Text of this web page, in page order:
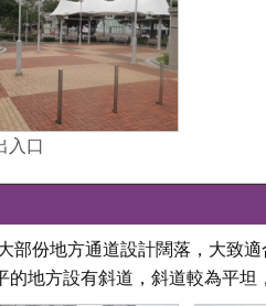
入口
部份地方通道設計闊落，大致
的地方設有斜道，斜道較為平坦